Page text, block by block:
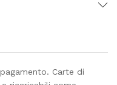
Carte di